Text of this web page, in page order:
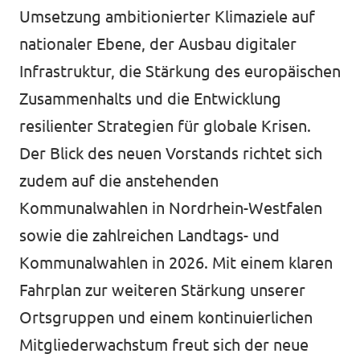
Umsetzung ambitionierter Klimaziele auf
nationaler Ebene, der Ausbau digitaler
Infrastruktur, die Stärkung des europäischen
Zusammenhalts und die Entwicklung
resilienter Strategien für globale Krisen.
Der Blick des neuen Vorstands richtet sich
zudem auf die anstehenden
Kommunalwahlen in Nordrhein-Westfalen
sowie die zahlreichen Landtags- und
Kommunalwahlen in 2026. Mit einem klaren
Fahrplan zur weiteren Stärkung unserer
Ortsgruppen und einem kontinuierlichen
Mitgliederwachstum freut sich der neue